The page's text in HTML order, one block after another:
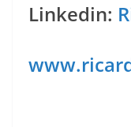
Linkedin: